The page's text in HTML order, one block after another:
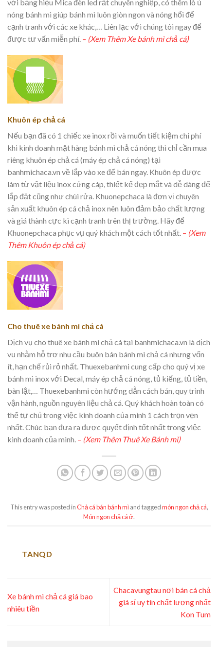
với bảng hiệu Mica đèn led rất chuyên nghiệp, có thêm lò ủ
nóng bánh mì giúp bánh mì luôn giòn ngon và nóng hổi để
cạnh tranh với các xe khác,… Liên lạc với chúng tôi ngay để
được tư vấn miễn phí. – (Xem Thêm Xe bánh mì chả cá)
Khuôn ép chả cá
Nếu bạn đã có 1 chiếc xe inox rồi và muốn tiết kiệm chi phí
khi kinh doanh mặt hàng bánh mì chả cá nóng thì chỉ cần mua
riêng khuôn ép chả cá (máy ép chả cá nóng) tại
banhmichaca.vn về lắp vào xe để bán ngay. Khuôn ép được
làm từ vật liệu inox cứng cáp, thiết kế đẹp mắt và dễ dàng để
lắp đặt cũng như chùi rửa. Khuonepchaca là đơn vị chuyên
sản xuất khuôn ép cá chả inox nên luôn đảm bảo chất lượng
và giá thành cực kì cạnh tranh trên thị trường. Hãy để
Khuonepchaca phục vụ quý khách một cách tốt nhất. – (Xem
Thêm Khuôn ép chả cá)
Cho thuê xe bánh mì chả cá
Dịch vụ cho thuê xe bánh mì chả cá tại banhmichaca.vn là dịch
vụ nhằm hỗ trợ nhu cầu buôn bán bánh mì chả cá nhưng vốn
ít, hạn chế rủi rỏ nhất. Thuexebanhmi cung cấp cho quý vị xe
bánh mì inox với Decal, máy ép chả cá nóng, tủ kiếng, tủ tiền,
bàn lật,… Thuexebanhmi còn hướng dẫn cách bán, quy trình
vận hành, nguồn nguyên liệu chả cá. Quý khách hoàn toàn có
thể tự chủ trong việc kinh doanh của mình 1 cách trọn vẹn
nhất. Chúc bạn đưa ra được quyết định tốt nhất trong việc
kinh doanh của mình. – (Xem Thêm Thuê Xe Bánh mì)
This entry was posted inChả cá bán bánh mì and taggedmón ngon chả cá,
Món ngon chả cá ở.
TANQD
Xe bánh mì chả cá giá bao
nhiêu tiền
Chacavungtau nơi bán cá chả
giá sỉ uy tín chất lượng nhất
Kon Tum